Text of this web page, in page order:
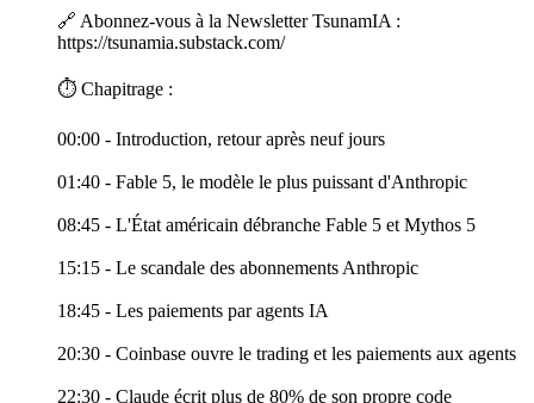
🔗 Abonnez-vous à la Newsletter TsunamIA :
https://tsunamia.substack.com/
⏱️ Chapitrage :
00:00 - Introduction, retour après neuf jours
01:40 - Fable 5, le modèle le plus puissant d'Anthropic
08:45 - L'État américain débranche Fable 5 et Mythos 5
15:15 - Le scandale des abonnements Anthropic
18:45 - Les paiements par agents IA
20:30 - Coinbase ouvre le trading et les paiements aux agents
22:30 - Claude écrit plus de 80% de son propre code